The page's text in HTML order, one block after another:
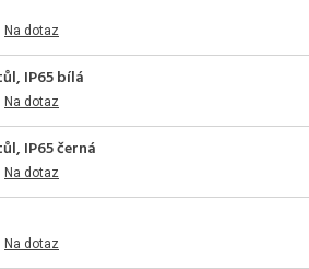
Na dotaz
IP65 bílá
Na dotaz
IP65 černá
Na dotaz
Na dotaz